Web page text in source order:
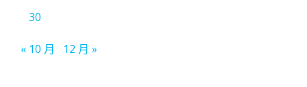
30
« 10 月 12 月 »